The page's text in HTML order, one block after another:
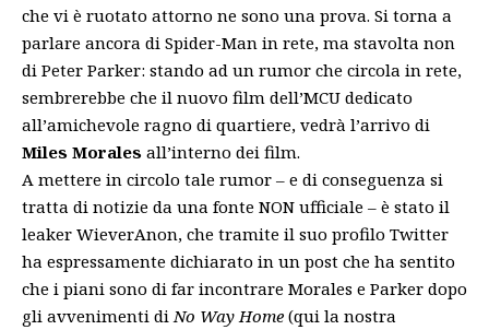
che vi è ruotato attorno ne sono una prova. Si torna a
parlare ancora di Spider-Man in rete, ma stavolta non
di Peter Parker: stando ad un rumor che circola in rete,
sembrerebbe che il nuovo film dell’MCU dedicato
all’amichevole ragno di quartiere, vedrà l’arrivo di
Miles Morales all’interno dei film.
A mettere in circolo tale rumor – e di conseguenza si
tratta di notizie da una fonte NON ufficiale – è stato il
leaker WieverAnon, che tramite il suo profilo Twitter
ha espressamente dichiarato in un post che ha sentito
che i piani sono di far incontrare Morales e Parker dopo
gli avvenimenti di No Way Home (qui la nostra